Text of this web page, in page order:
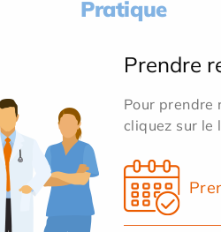
Pratique
Prendre
Pour prendre
cliquez sur le